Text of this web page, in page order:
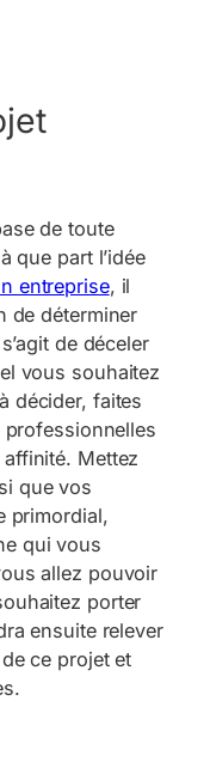
de toute
que part l’idée
entreprise, il
de déterminer
de déceler
vous souhaitez
décider, faites
Mettez
que vos
primordial,
qui vous
allez pouvoir
porter
ensuite relever
ce projet et